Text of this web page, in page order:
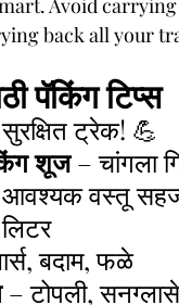
Avoid
back all your
पॅकिंग टिप्स
ट्रेक! 💪
शूज – चांगला
वस्तू सहज
बदाम, फळे
– टोपली,